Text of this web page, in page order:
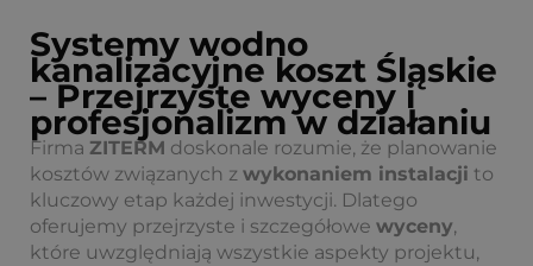
Systemy wodno
kanalizacyjne koszt Śląskie
– Przejrzyste wyceny i
profesjonalizm w działaniu
Firma ZITERM doskonale rozumie, że planowanie
kosztów związanych z wykonaniem instalacji to
kluczowy etap każdej inwestycji. Dlatego
oferujemy przejrzyste i szczegółowe wyceny,
które uwzględniają wszystkie aspekty projektu,